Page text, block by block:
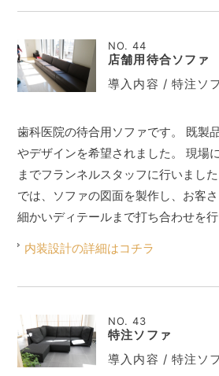
NO. 44
店舗用待合ソファ
導入内容 / 特注ソ
内装設計の詳細はコチラ
歯科医院の待合用ソファです。 既製
やデザインを希望されました。 現場
までフランネルスタッフに行いまし
では、ソファの図面を製作し、お客さ
細かいディテールまで打ち合わせを
NO. 43
特注ソファ
導入内容 / 特注ソ